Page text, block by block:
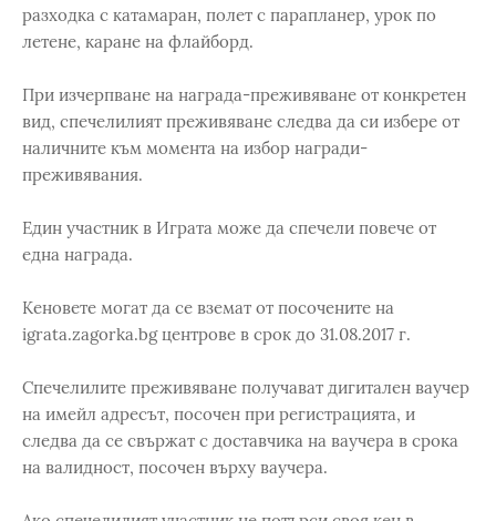
разходка с катамаран, полет с парапланер, урок по
летене, каране на флайборд.
При изчерпване на награда-преживяване от конкретен
вид, спечелилият преживяване следва да си избере от
наличните към момента на избор награди-
преживявания.
Един участник в Играта може да спечели повече от
една награда.
Кеновете могат да се вземат от посочените на
igrata.zagorka.bg центрове в срок до 31.08.2017 г.
Спечелилите преживяване получават дигитален ваучер
на имейл адресът, посочен при регистрацията, и
следва да се свържат с доставчика на ваучера в срока
на валидност, посочен върху ваучера.